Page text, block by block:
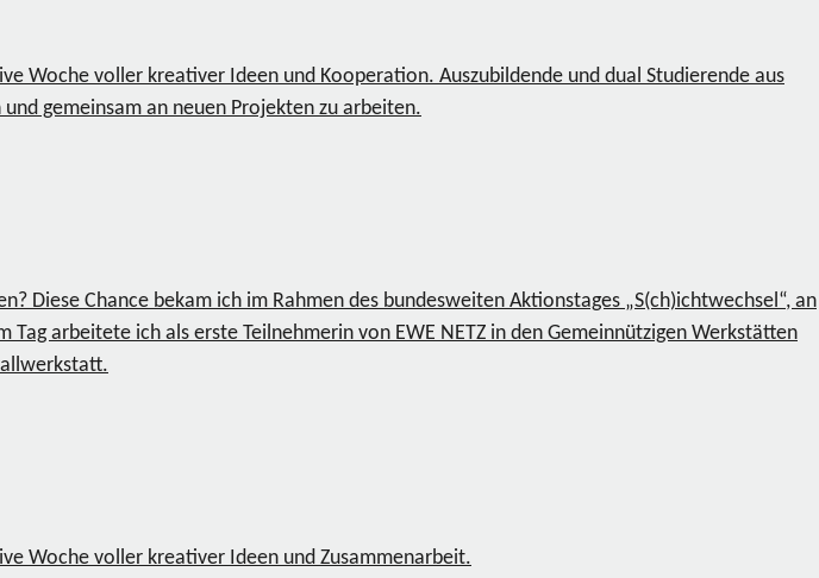
Woche voller kreativer Ideen und Kooperation. Auszubildende und dual Studierende aus
gemeinsam an neuen Projekten zu arbeiten.
Diese Chance bekam ich im Rahmen des bundesweiten Aktionstages „S(ch)ichtwechsel“, an
arbeitete ich als erste Teilnehmerin von EWE NETZ in den Gemeinnützigen Werkstätten
Woche voller kreativer Ideen und Zusammenarbeit.